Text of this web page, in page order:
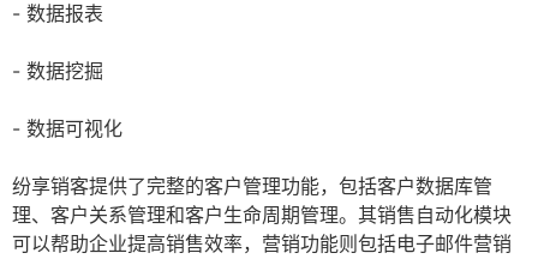
- 数据报表
- 数据挖掘
- 数据可视化
纷享销客提供了完整的客户管理功能，包括客户数据库管
理、客户关系管理和客户生命周期管理。其销售自动化模块
可以帮助企业提高销售效率，营销功能则包括电子邮件营销